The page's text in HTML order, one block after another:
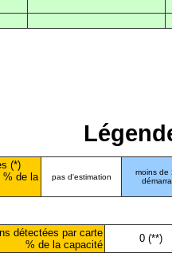
(*)
% de la
pas d'estimation
moins de
détectées par carte
% de la capacité
0 (**)